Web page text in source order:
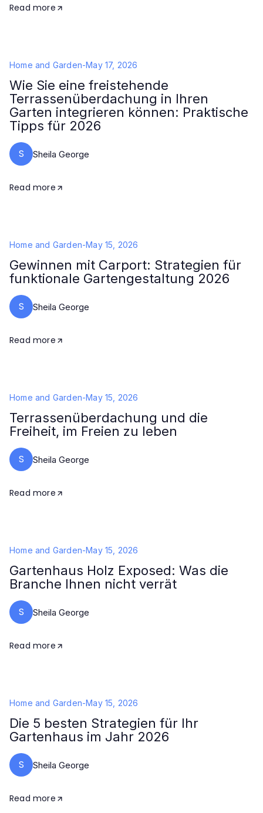
Read more
Home and Garden-May 17, 2026
Wie Sie eine freistehende
Terrassenüberdachung in Ihren
Garten integrieren können: Praktische
Tipps für 2026
S Sheila George
Read more
Home and Garden-May 15, 2026
Gewinnen mit Carport: Strategien für
funktionale Gartengestaltung 2026
S Sheila George
Read more
Home and Garden-May 15, 2026
Terrassenüberdachung und die
Freiheit, im Freien zu leben
S Sheila George
Read more
Home and Garden-May 15, 2026
Gartenhaus Holz Exposed: Was die
Branche Ihnen nicht verrät
S Sheila George
Read more
Home and Garden-May 15, 2026
Die 5 besten Strategien für Ihr
Gartenhaus im Jahr 2026
S Sheila George
Read more